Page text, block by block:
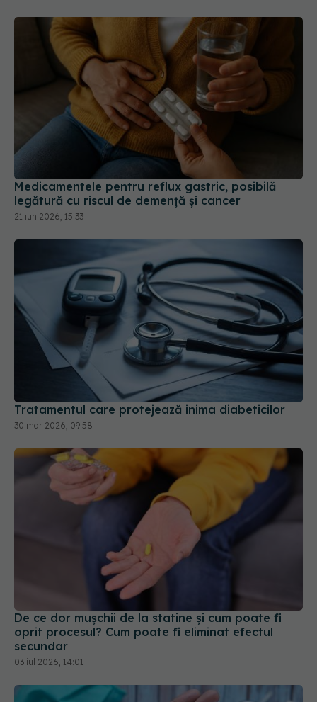
Medicamentele pentru reflux gastric, posibilă
legătură cu riscul de demență și cancer
21 iun 2026, 15:33
Tratamentul care protejează inima diabeticilor
30 mar 2026, 09:58
De ce dor mușchii de la statine și cum poate fi
oprit procesul? Cum poate fi eliminat efectul
secundar
03 iul 2026, 14:01